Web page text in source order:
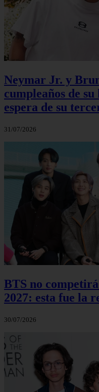
Neymar Jr. y
cumpleaños de
espera de su
31/07/2026
BTS no
2027: esta fue la
30/07/2026